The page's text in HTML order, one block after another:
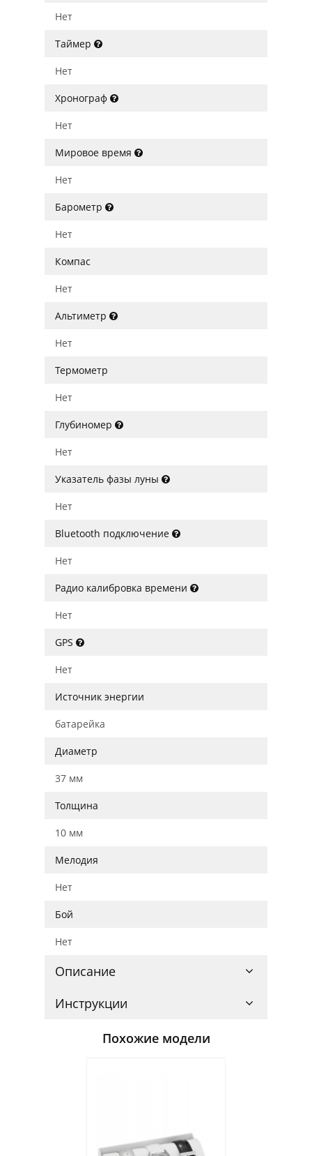
Нет
Таймер
Нет
Хронограф
Нет
Мировое время
Нет
Барометр
Нет
Компас
Нет
Альтиметр
Нет
Термометр
Нет
Глубиномер
Нет
Указатель фазы луны
Нет
Bluetooth подключение
Нет
Радио калибровка времени
Нет
GPS
Нет
Источник энергии
батарейка
Диаметр
37 мм
Толщина
10 мм
Мелодия
Нет
Бой
Нет
Описание
Инструкции
Похожие модели